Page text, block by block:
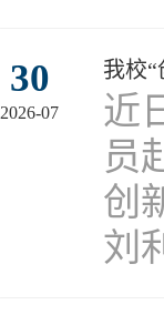
30
2026-07
我校
近
员
创
刘